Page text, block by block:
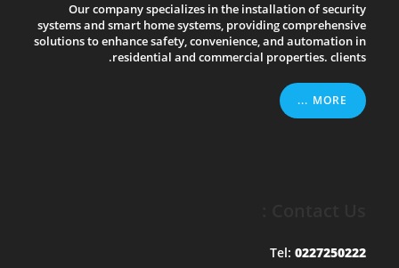
Our company specializes in the installation of security
systems and smart home systems, providing comprehensive
solutions to enhance safety, convenience, and automation in
residential and commercial properties. clients.
MORE ...
Tel: 0227250222